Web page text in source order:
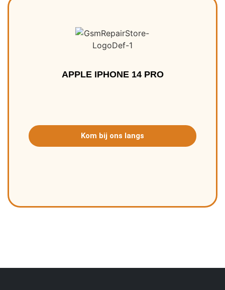
APPLE IPHONE 14 PRO
Kom bij ons langs